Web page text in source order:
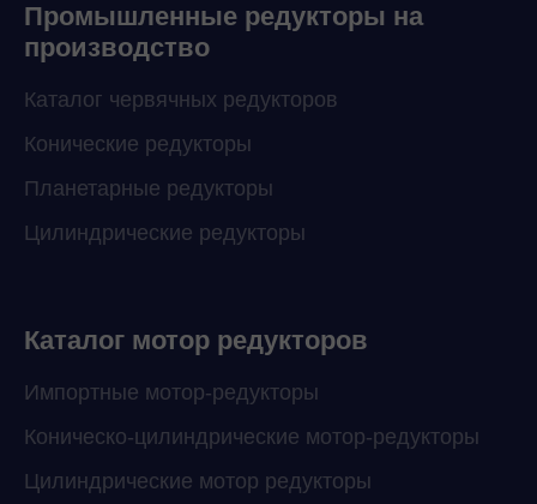
Промышленные редукторы на
производство
Каталог червячных редукторов
Конические редукторы
Планетарные редукторы
Цилиндрические редукторы
Каталог мотор редукторов
Импортные мотор-редукторы
Коническо-цилиндрические мотор-редукторы
Цилиндрические мотор редукторы
Свяжитесь с нами через любой удобный
Telegram WhatsApp